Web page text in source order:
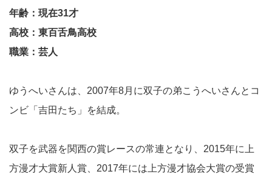
年齢：現在31才
高校：東百舌鳥高校
職業：芸人
ゆうへいさんは、2007年8月に双子の弟こうへいさんとコ
ンビ「吉田たち」を結成。
双子を武器を関西の賞レースの常連となり、2015年に上
方漫才大賞新人賞、2017年には上方漫才協会大賞の受賞